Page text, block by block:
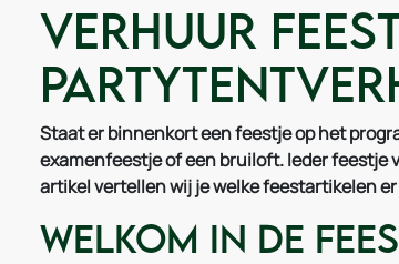
Verhuur
Staat er binnenkort een feestje op het
examenfeestje of een bruiloft. Ieder feestje
artikel vertellen wij je welke feestartikelen
Welkom in de